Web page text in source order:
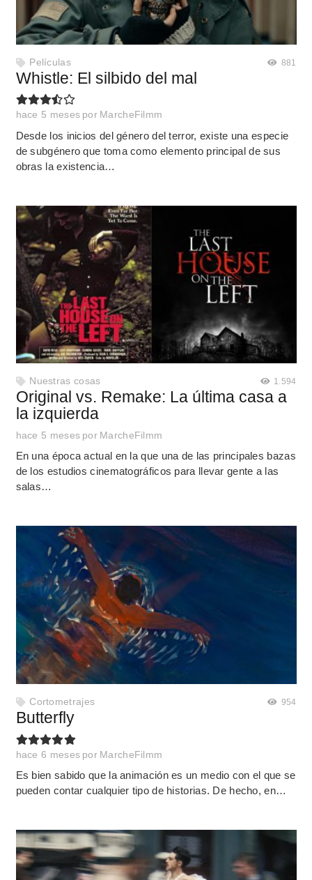
Películas 881
Whistle: El silbido del mal
hace 5 meses por MarcheFilmm
Desde los inicios del género del terror, existe una especie
de subgénero que toma como elemento principal de sus
obras la existencia…
Nuestras cosas 1.594
Original vs. Remake: La última casa a
la izquierda
hace 5 meses por MarcheFilmm
En una época actual en la que una de las principales bazas
de los estudios cinematográficos para llevar gente a las
salas…
Cortometrajes 954
Butterfly
hace 6 meses por MarcheFilmm
Es bien sabido que la animación es un medio con el que se
pueden contar cualquier tipo de historias. De hecho, en…